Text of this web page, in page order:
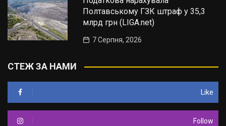
Полтавському ГЗК штраф у 35,3
млрд грн (LIGA.net)
7 Серпня, 2026
СТЕЖ ЗА НАМИ
Like
Follow